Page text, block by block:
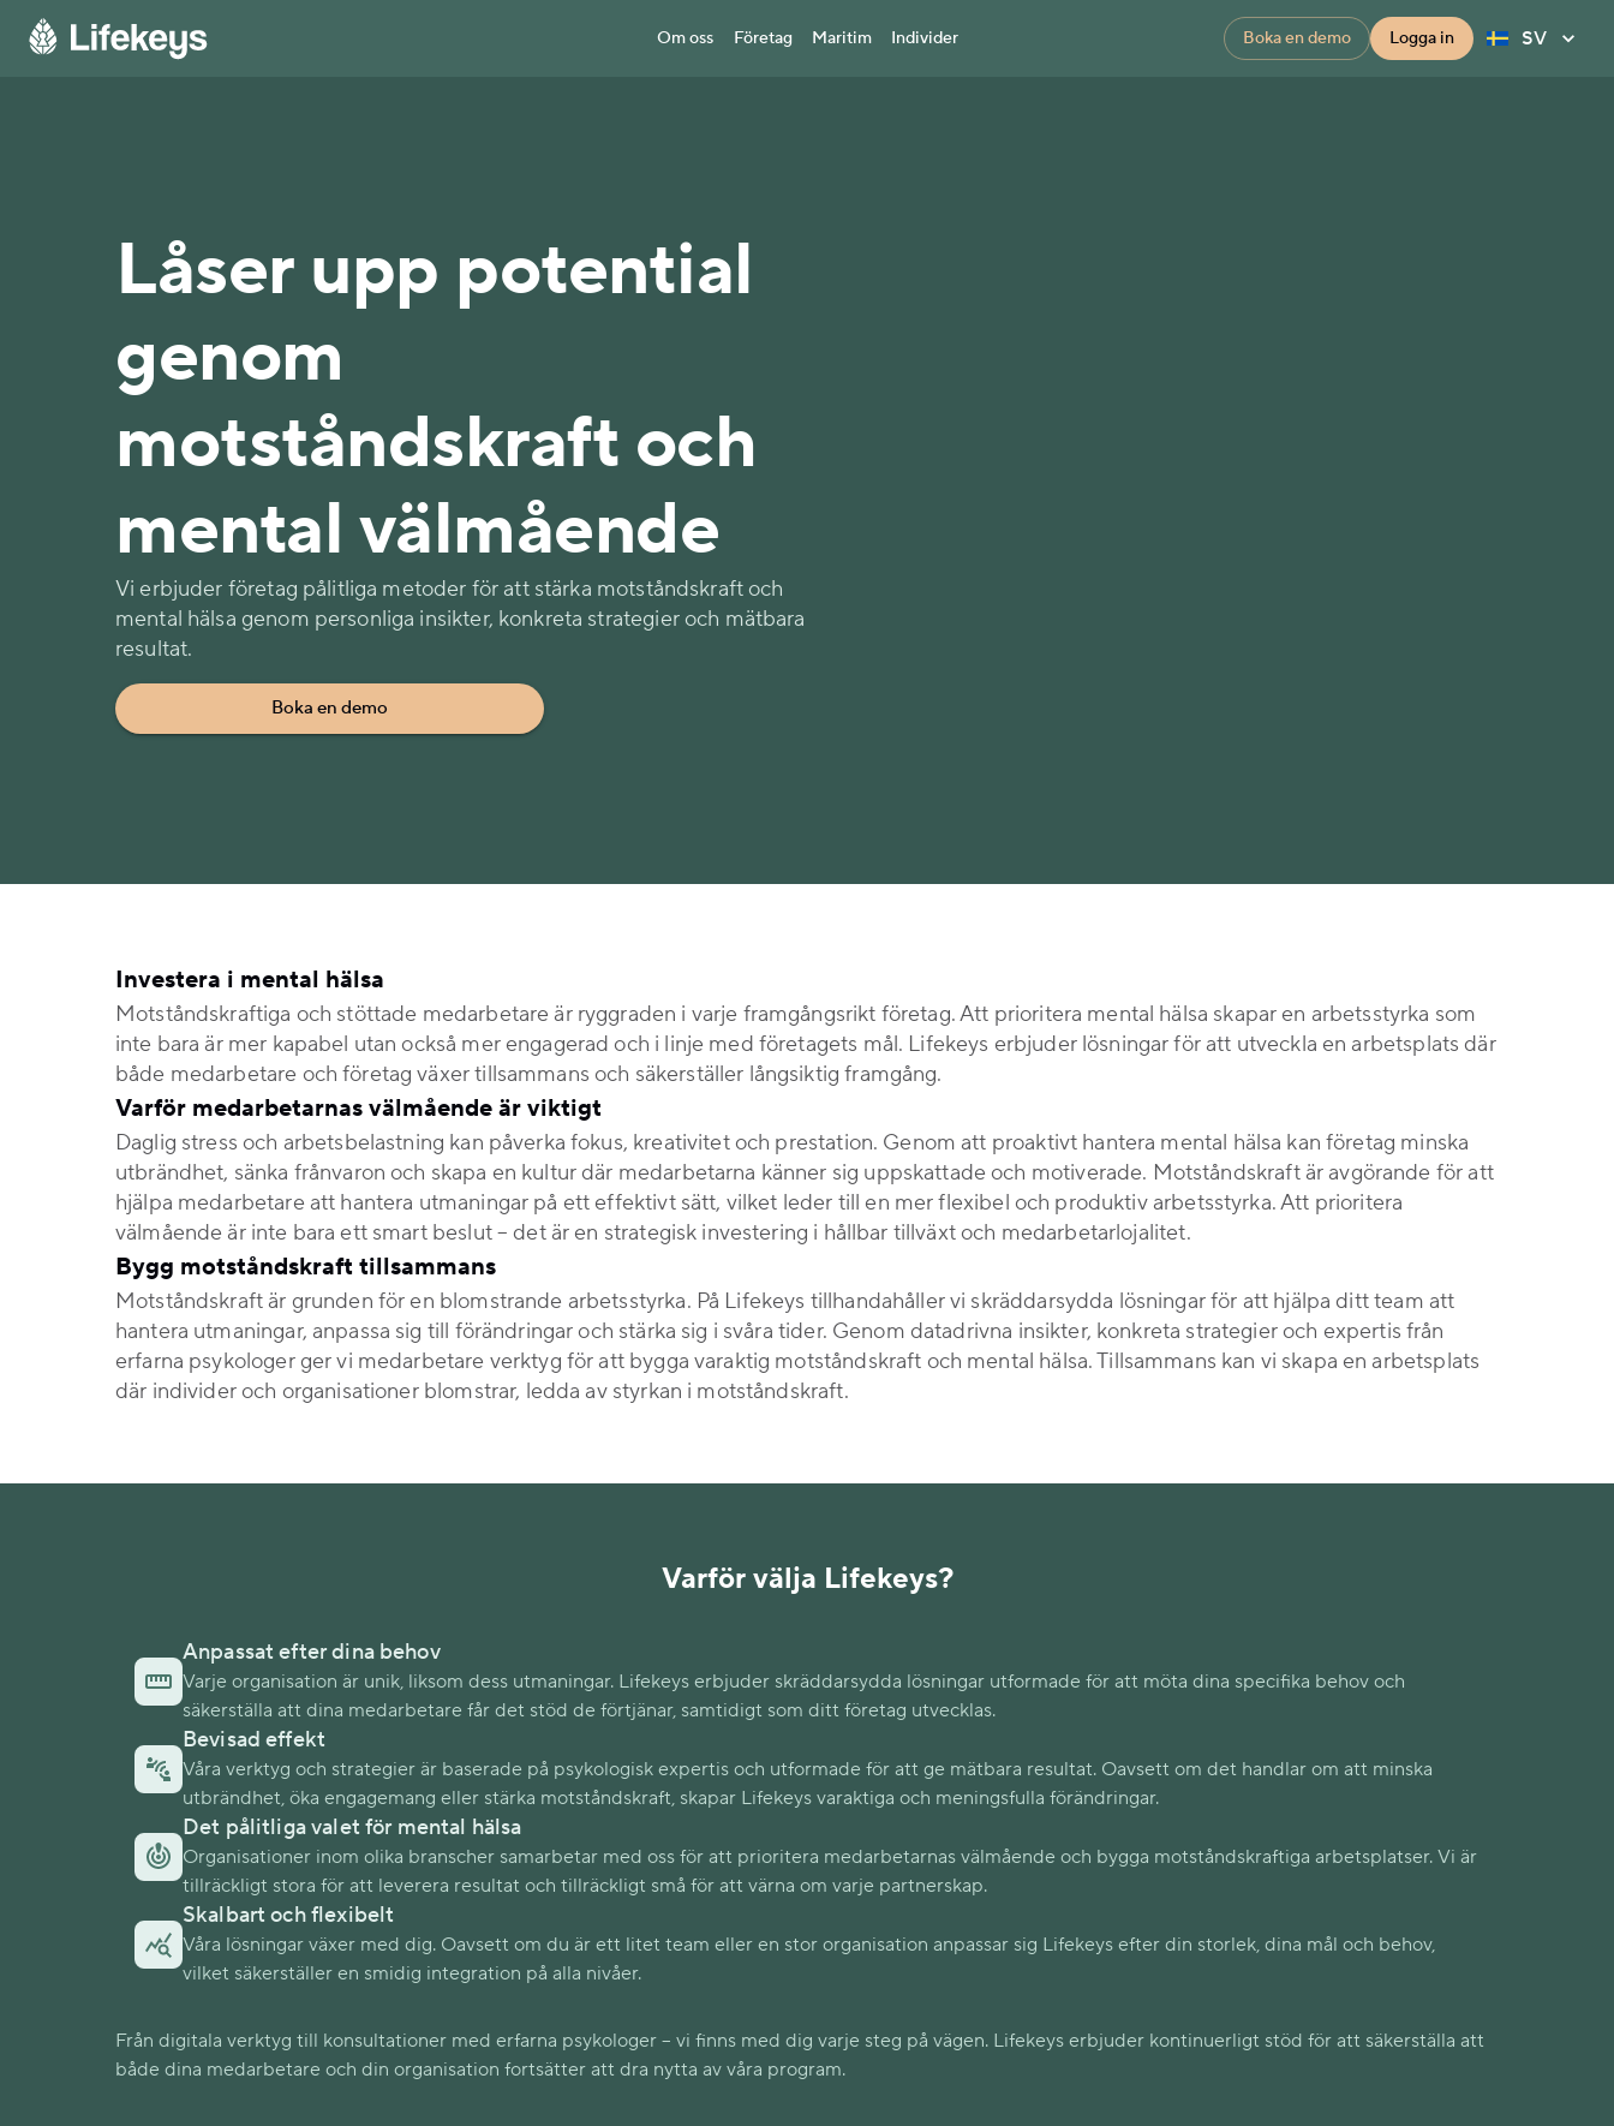
Om oss Företag Maritim Individer Boka en demo Logga in SV
Låser upp potential
genom
motståndskraft och
mental välmående
Vi erbjuder företag pålitliga metoder för att stärka motståndskraft och
mental hälsa genom personliga insikter, konkreta strategier och mätbara
resultat.
Boka en demo
Investera i mental hälsa
Motståndskraftiga och stöttade medarbetare är ryggraden i varje framgångsrikt företag. Att prioritera mental hälsa skapar en arbetsstyrka som
inte bara är mer kapabel utan också mer engagerad och i linje med företagets mål. Lifekeys erbjuder lösningar för att utveckla en arbetsplats där
både medarbetare och företag växer tillsammans och säkerställer långsiktig framgång.
Varför medarbetarnas välmående är viktigt
Daglig stress och arbetsbelastning kan påverka fokus, kreativitet och prestation. Genom att proaktivt hantera mental hälsa kan företag minska
utbrändhet, sänka frånvaron och skapa en kultur där medarbetarna känner sig uppskattade och motiverade. Motståndskraft är avgörande för att
hjälpa medarbetare att hantera utmaningar på ett effektivt sätt, vilket leder till en mer flexibel och produktiv arbetsstyrka. Att prioritera
välmående är inte bara ett smart beslut – det är en strategisk investering i hållbar tillväxt och medarbetarlojalitet.
Bygg motståndskraft tillsammans
Motståndskraft är grunden för en blomstrande arbetsstyrka. På Lifekeys tillhandahåller vi skräddarsydda lösningar för att hjälpa ditt team att
hantera utmaningar, anpassa sig till förändringar och stärka sig i svåra tider. Genom datadrivna insikter, konkreta strategier och expertis från
erfarna psykologer ger vi medarbetare verktyg för att bygga varaktig motståndskraft och mental hälsa. Tillsammans kan vi skapa en arbetsplats
där individer och organisationer blomstrar, ledda av styrkan i motståndskraft.
Varför välja Lifekeys?
Anpassat efter dina behov
Varje organisation är unik, liksom dess utmaningar. Lifekeys erbjuder skräddarsydda lösningar utformade för att möta dina specifika behov och
säkerställa att dina medarbetare får det stöd de förtjänar, samtidigt som ditt företag utvecklas.
Bevisad effekt
Våra verktyg och strategier är baserade på psykologisk expertis och utformade för att ge mätbara resultat. Oavsett om det handlar om att minska
utbrändhet, öka engagemang eller stärka motståndskraft, skapar Lifekeys varaktiga och meningsfulla förändringar.
Det pålitliga valet för mental hälsa
Organisationer inom olika branscher samarbetar med oss för att prioritera medarbetarnas välmående och bygga motståndskraftiga arbetsplatser. Vi är
tillräckligt stora för att leverera resultat och tillräckligt små för att värna om varje partnerskap.
Skalbart och flexibelt
Våra lösningar växer med dig. Oavsett om du är ett litet team eller en stor organisation anpassar sig Lifekeys efter din storlek, dina mål och behov,
vilket säkerställer en smidig integration på alla nivåer.
Från digitala verktyg till konsultationer med erfarna psykologer – vi finns med dig varje steg på vägen. Lifekeys erbjuder kontinuerligt stöd för att säkerställa att
både dina medarbetare och din organisation fortsätter att dra nytta av våra program.